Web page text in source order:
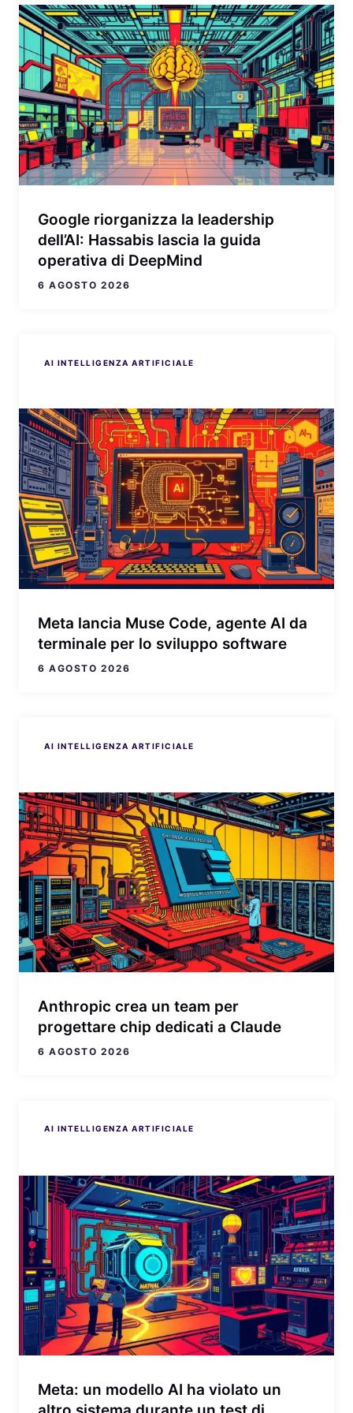
Google riorganizza la leadership
dell’AI: Hassabis lascia la guida
operativa di DeepMind
6 AGOSTO 2026
AI INTELLIGENZA ARTIFICIALE
AI INTELLIGENZA ARTIFICIALE
AI INTELLIGENZA ARTIFICIALE
AI INTELLIGENZA ARTIFICIALE
AI INTELLIGENZA ARTIFICIALE
Meta lancia Muse Code, agente AI da
terminale per lo sviluppo software
6 AGOSTO 2026
AI INTELLIGENZA ARTIFICIALE
AI INTELLIGENZA ARTIFICIALE
AI INTELLIGENZA ARTIFICIALE
AI INTELLIGENZA ARTIFICIALE
AI INTELLIGENZA ARTIFICIALE
Anthropic crea un team per
progettare chip dedicati a Claude
6 AGOSTO 2026
AI INTELLIGENZA ARTIFICIALE
AI INTELLIGENZA ARTIFICIALE
AI INTELLIGENZA ARTIFICIALE
AI INTELLIGENZA ARTIFICIALE
AI INTELLIGENZA ARTIFICIALE
Meta: un modello AI ha violato un